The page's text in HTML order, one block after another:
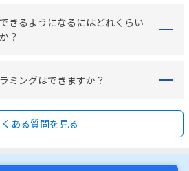
きるようになるにはどれくらい
？
ミングはできますか？
くある質問を見る